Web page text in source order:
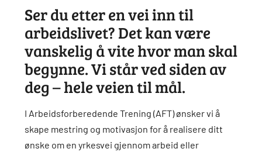
Ser du etter en vei inn til
arbeidslivet? Det kan være
vanskelig å vite hvor man skal
begynne. Vi står ved siden av
deg – hele veien til mål.
I Arbeidsforberedende Trening (AFT) ønsker vi å
skape mestring og motivasjon for å realisere ditt
ønske om en yrkesvei gjennom arbeid eller